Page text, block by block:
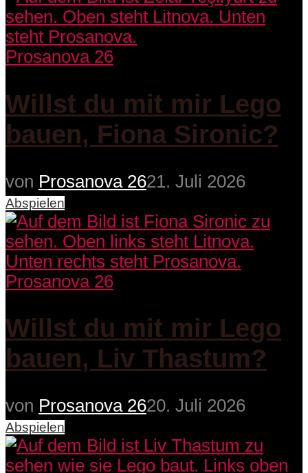
Prosanova 26
Willst du mit mir Lego
bauen, Fiona Sironic?
von Prosanova 2621. Juli 2026
Abspielen
Prosanova 26
Willst du mit mir Lego
bauen, Liv Thastum?
von Prosanova 2620. Juli 2026
Abspielen